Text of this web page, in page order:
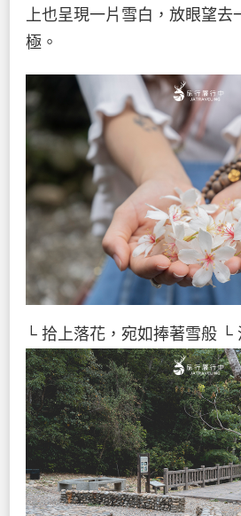
上也呈現一片雪白，放眼望去
極。
└ 拾上落花，宛如捧著雪般 └